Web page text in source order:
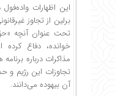
این اظهارات
برلین از تجاوز
تحت عنوان آنچه
خوانده، دفاع کرده
مذاکرات درباره
تجاوزات این رژیم و
آن بیهوده می‌دانند.